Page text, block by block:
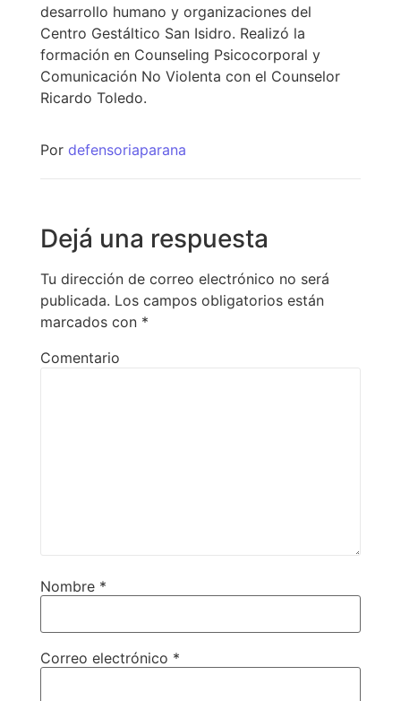
desarrollo humano y organizaciones del
Centro Gestáltico San Isidro. Realizó la
formación en Counseling Psicocorporal y
Comunicación No Violenta con el Counselor
Ricardo Toledo.
Por defensoriaparana
Dejá una respuesta
Tu dirección de correo electrónico no será
publicada. Los campos obligatorios están
marcados con *
Comentario
Nombre *
Correo electrónico *